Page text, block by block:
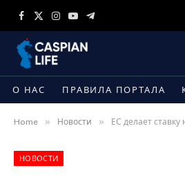
Facebook
X
Instagram
YouTubeTelegram
О НАС ПРАВИЛА ПОРТАЛА
Home » Новости » ЕС делает ставку на
НОВОСТИ